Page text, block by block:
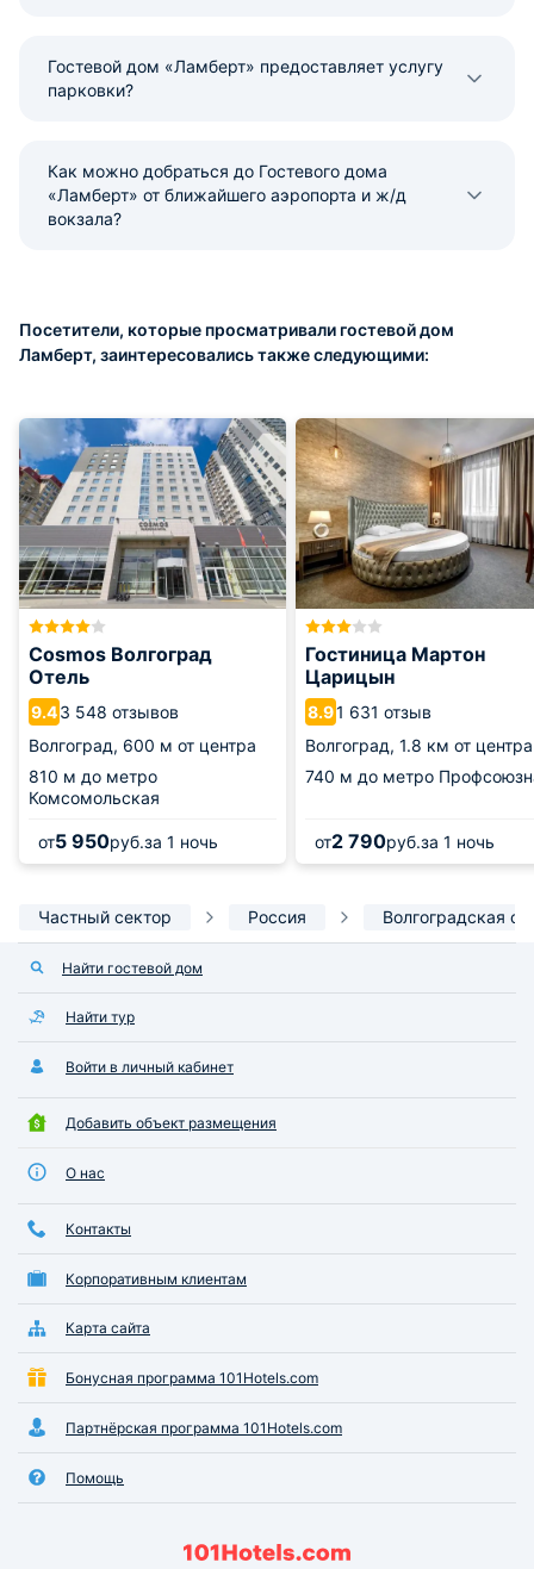
Гостевой дом «Ламберт» предоставляет услугу
парковки?
Как можно добраться до Гостевого дома
«Ламберт» от ближайшего аэропорта и ж/д
вокзала?
Посетители, которые просматривали гостевой дом
Ламберт, заинтересовались также следующими:
Cosmos Волгоград
Отель
9.43 548 отзывов
Волгоград, 600 м от центра
810 м до метро
Комсомольская
от5 950руб.за 1 ночь
Гостиница Мартон
Царицын
8.91 631 отзыв
Волгоград, 1.8 км от центра
740 м до метро
от2 790руб.за 1 ночь
Частный сектор Россия Волгоградская
Найти гостевой дом
Найти тур
Войти в личный кабинет
Добавить объект размещения
О нас
Контакты
Корпоративным клиентам
Карта сайта
Бонусная программа 101Hotels.com
Партнёрская программа 101Hotels.com
Помощь